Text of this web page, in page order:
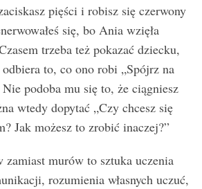
pięści i robisz się czerwony
się, bo Ania wzięła
trzeba też pokazać dziecku,
to, co ono robi „Spójrz na
Nie podoba mu się to, że ciągniesz
wtedy dopytać „Czy chcesz się
Jak możesz to zrobić inaczej?”
zamiast murów to sztuka uczenia
rozumienia własnych uczuć,